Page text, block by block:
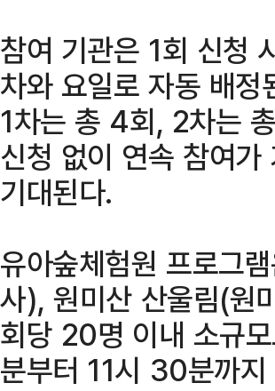
참여 기관은 1회 신청
차와 요일로 자동 배정
1차는 총 4회, 2차는
신청 없이 연속 참여
기대된다.
유아숲체험원 프로그
사), 원미산 산울림(원
회당 20명 이내 소규
분부터 11시 30분까